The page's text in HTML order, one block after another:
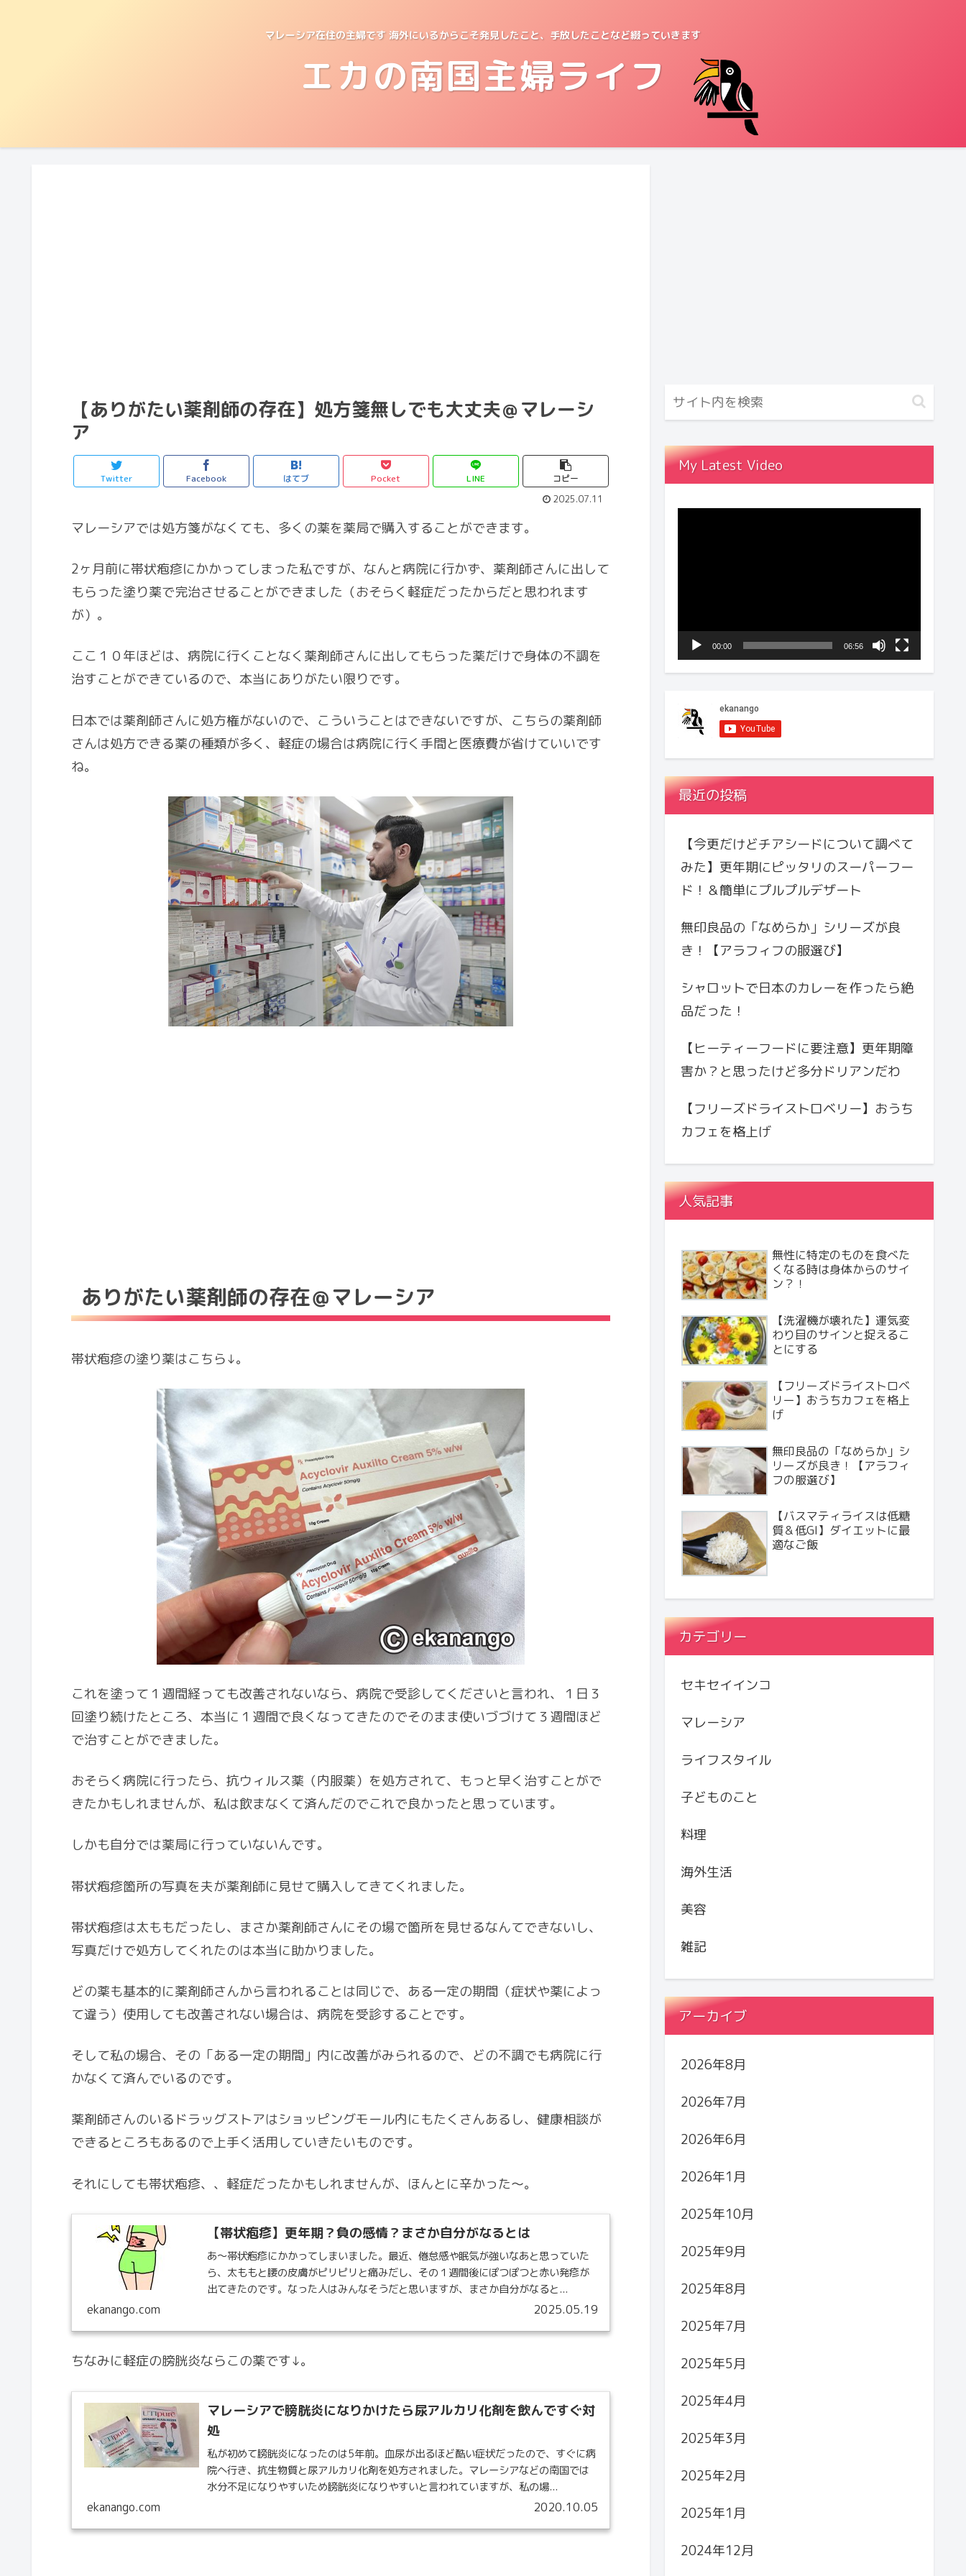
マレーシア在住の主婦です 海外にいるからこそ発見したこと、手放したことなど綴っていきます
エカの南国主婦ライフ
【ありがたい薬剤師の存在】処方箋無しでも大丈夫＠マレーシ
ア
Twitter Facebook はてブ Pocket LINE コピー
2025.07.11
マレーシアでは処方箋がなくても、多くの薬を薬局で購入することができます。
2ヶ月前に帯状疱疹にかかってしまった私ですが、なんと病院に行かず、薬剤師さんに出して
もらった塗り薬で完治させることができました（おそらく軽症だったからだと思われます
が）。
ここ１０年ほどは、病院に行くことなく薬剤師さんに出してもらった薬だけで身体の不調を
治すことができているので、本当にありがたい限りです。
日本では薬剤師さんに処方権がないので、こういうことはできないですが、こちらの薬剤師
さんは処方できる薬の種類が多く、軽症の場合は病院に行く手間と医療費が省けていいです
ね。
ありがたい薬剤師の存在＠マレーシア
帯状疱疹の塗り薬はこちら↓。
これを塗って１週間経っても改善されないなら、病院で受診してくださいと言われ、１日３
回塗り続けたところ、本当に１週間で良くなってきたのでそのまま使いづづけて３週間ほど
で治すことができました。
おそらく病院に行ったら、抗ウィルス薬（内服薬）を処方されて、もっと早く治すことがで
きたかもしれませんが、私は飲まなくて済んだのでこれで良かったと思っています。
しかも自分では薬局に行っていないんです。
帯状疱疹箇所の写真を夫が薬剤師に見せて購入してきてくれました。
帯状疱疹は太ももだったし、まさか薬剤師さんにその場で箇所を見せるなんてできないし、
写真だけで処方してくれたのは本当に助かりました。
どの薬も基本的に薬剤師さんから言われることは同じで、ある一定の期間（症状や薬によっ
て違う）使用しても改善されない場合は、病院を受診することです。
そして私の場合、その「ある一定の期間」内に改善がみられるので、どの不調でも病院に行
かなくて済んでいるのです。
薬剤師さんのいるドラッグストアはショッピングモール内にもたくさんあるし、健康相談が
できるところもあるので上手く活用していきたいものです。
それにしても帯状疱疹、、軽症だったかもしれませんが、ほんとに辛かった〜。
【帯状疱疹】更年期？負の感情？まさか自分がなるとは
あ〜帯状疱疹にかかってしまいました。最近、倦怠感や眠気が強いなあと思っていた
ら、太ももと腰の皮膚がピリピリと痛みだし、その１週間後にぽつぽつと赤い発疹が
出てきたのです。なった人はみんなそうだと思いますが、まさか自分がなると...
ekanango.com 2025.05.19
ちなみに軽症の膀胱炎ならこの薬です↓。
マレーシアで膀胱炎になりかけたら尿アルカリ化剤を飲んですぐ対
処
私が初めて膀胱炎になったのは5年前。血尿が出るほど酷い症状だったので、すぐに病
院へ行き、抗生物質と尿アルカリ化剤を処方されました。マレーシアなどの南国では
水分不足になりやすいため膀胱炎になりやすいと言われていますが、私の場...
ekanango.com 2020.10.05
My Latest Video
ヤ
ー
00:00 06:56
最近の投稿
【今更だけどチアシードについて調べて
みた】更年期にピッタリのスーパーフー
ド！＆簡単にプルプルデザート
無印良品の「なめらか」シリーズが良
き！【アラフィフの服選び】
シャロットで日本のカレーを作ったら絶
品だった！
【ヒーティーフードに要注意】更年期障
害か？と思ったけど多分ドリアンだわ
【フリーズドライストロベリー】おうち
カフェを格上げ
人気記事
無性に特定のものを食べた
くなる時は身体からのサイ
ン？！
【洗濯機が壊れた】運気変
わり目のサインと捉えるこ
とにする
【フリーズドライストロベ
リー】おうちカフェを格上
げ
無印良品の「なめらか」シ
リーズが良き！【アラフィ
フの服選び】
【バスマティライスは低糖
質＆低GI】ダイエットに最
適なご飯
カテゴリー
セキセイインコ
マレーシア
ライフスタイル
子どものこと
料理
海外生活
美容
雑記
アーカイブ
2026年8月
2026年7月
2026年6月
2026年1月
2025年10月
2025年9月
2025年8月
2025年7月
2025年5月
2025年4月
2025年3月
2025年2月
2025年1月
2024年12月